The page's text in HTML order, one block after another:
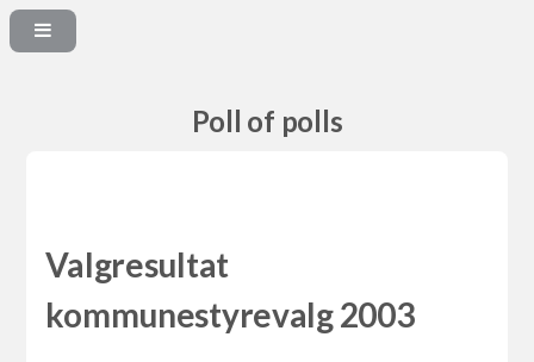
Poll of polls
Valgresultat
kommunestyrevalg 2003